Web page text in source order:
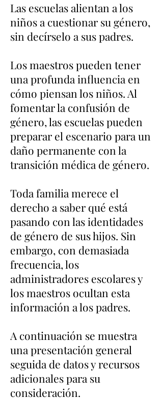
Las escuelas alientan a los
niños a cuestionar su género,
sin decírselo a sus padres.
Los maestros pueden tener
una profunda influencia en
cómo piensan los niños. Al
fomentar la confusión de
género, las escuelas pueden
preparar el escenario para un
daño permanente con la
transición médica de género.
Toda familia merece el
derecho a saber qué está
pasando con las identidades
de género de sus hijos. Sin
embargo, con demasiada
frecuencia, los
administradores escolares y
los maestros ocultan esta
información a los padres.
A continuación se muestra
una presentación general
seguida de datos y recursos
adicionales para su
consideración.